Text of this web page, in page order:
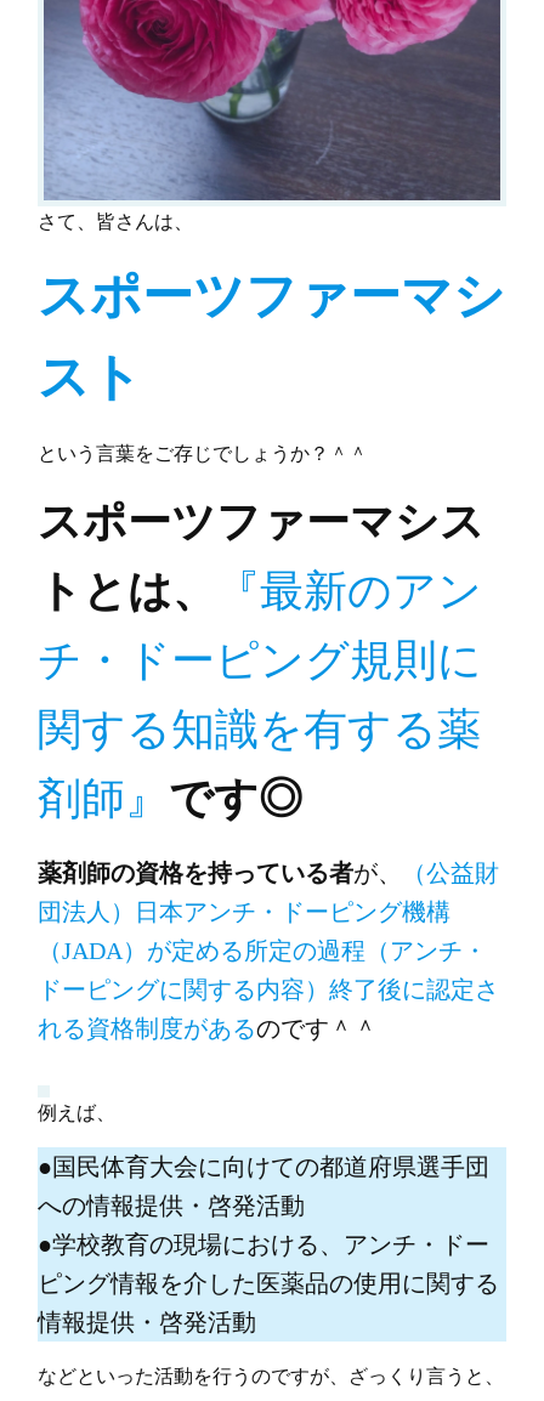
さて、皆さんは、
スポーツファーマシ
スト
という言葉をご存じでしょうか？＾＾
スポーツファーマシス
トとは、
『最新のアン
チ・ドーピング規則に
関する知識を有する薬
剤師』 です◎
薬剤師の資格を持っている者が、
（公益財
団法人）日本アンチ・ドーピング機構
（JADA）が定める所定の過程（アンチ・
ドーピングに関する内容）終了後に認定さ
れる資格制度があるのです＾＾
例えば、
●国民体育大会に向けての都道府県選手団
への情報提供・啓発活動
●学校教育の現場における、アンチ・ドー
ピング情報を介した医薬品の使用に関する
情報提供・啓発活動
などといった活動を行うのですが、ざっくり言うと、